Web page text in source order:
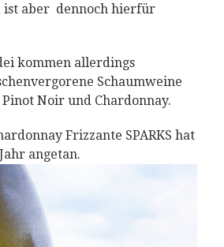
ist aber dennoch hierfür
kommen allerdings
Schaumweine
Noir und Chardonnay.
Frizzante SPARKS hat
angetan.